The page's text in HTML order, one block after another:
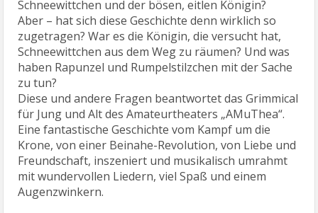
Schneewittchen und der bösen, eitlen Königin?
Aber – hat sich diese Geschichte denn wirklich so
zugetragen? War es die Königin, die versucht hat,
Schneewittchen aus dem Weg zu räumen? Und was
haben Rapunzel und Rumpelstilzchen mit der Sache
zu tun?
Diese und andere Fragen beantwortet das Grimmical
für Jung und Alt des Amateurtheaters „AMuThea“.
Eine fantastische Geschichte vom Kampf um die
Krone, von einer Beinahe-Revolution, von Liebe und
Freundschaft, inszeniert und musikalisch umrahmt
mit wundervollen Liedern, viel Spaß und einem
Augenzwinkern.